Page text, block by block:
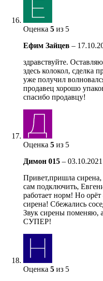
Оценка 5 из 5
Ефим Зайцев –
здравствуйте.
здесь колокол, сделка
уже получил
продавец хорошо
спасибо продавцу!
Оценка 5 из 5
Димон 015 – 03.10.2021
Привет,пришла
сам подключить,
работает норм! Но
сирена! Сбежались
Звук сирены поменяю,
СУПЕР!
Оценка 5 из 5